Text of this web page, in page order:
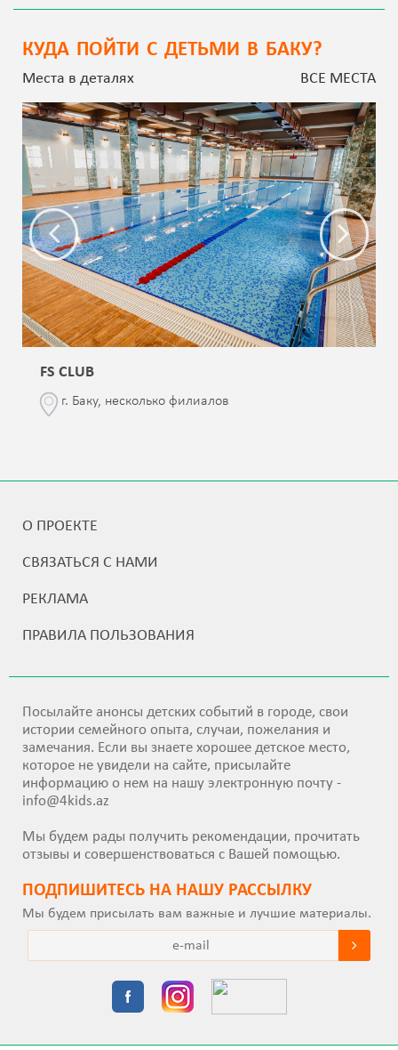
КУДА ПОЙТИ С ДЕТЬМИ В БАКУ?
Места в деталях ВСЕ МЕСТА
FS CLUB
г. Баку, несколько филиалов
О ПРОЕКТЕ
СВЯЗАТЬСЯ С НАМИ
РЕКЛАМА
ПРАВИЛА ПОЛЬЗОВАНИЯ
Посылайте анонсы детских событий в городе, свои
истории семейного опыта, случаи, пожелания и
замечания. Если вы знаете хорошее детское место,
которое не увидели на сайте, присылайте
информацию о нем на нашу электронную почту -
info@4kids.az
Мы будем рады получить рекомендации, прочитать
отзывы и совершенствоваться с Вашей помощью.
ПОДПИШИТEСЬ НА НАШУ РАССЫЛКУ
Мы будем присылать вам важные и лучшие материалы.